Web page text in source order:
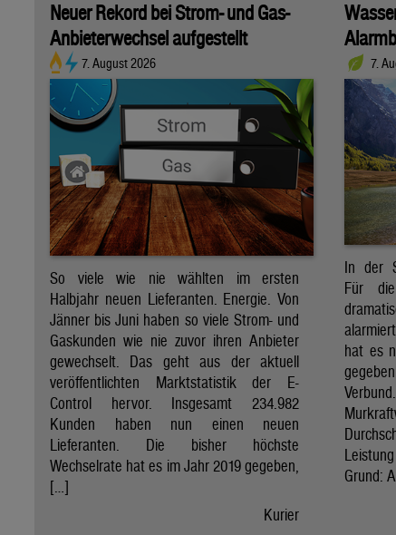
Neuer Rekord bei Strom- und Gas-
Anbieterwechsel aufgestellt
7. August 2026
So viele wie nie wählten im ersten
Halbjahr neuen Lieferanten. Energie. Von
Jänner bis Juni haben so viele Strom- und
Gaskunden wie nie zuvor ihren Anbieter
gewechselt. Das geht aus der aktuell
veröffentlichten Marktstatistik der E-
Control hervor. Insgesamt 234.982
Kunden haben nun einen neuen
Lieferanten. Die bisher höchste
Wechselrate hat es im Jahr 2019 gegeben,
[…]
Kurier
7.
In der
Für
hat es
Grund: